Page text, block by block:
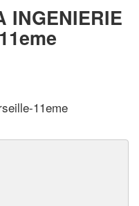
INGENIERIE
11eme